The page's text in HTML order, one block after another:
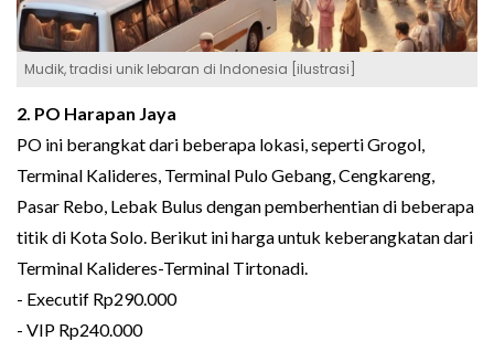
Mudik, tradisi unik lebaran di Indonesia [ilustrasi]
2. PO Harapan Jaya
PO ini berangkat dari beberapa lokasi, seperti Grogol,
Terminal Kalideres, Terminal Pulo Gebang, Cengkareng,
Pasar Rebo, Lebak Bulus dengan pemberhentian di beberapa
titik di Kota Solo. Berikut ini harga untuk keberangkatan dari
Terminal Kalideres-Terminal Tirtonadi.
- Executif Rp290.000
- VIP Rp240.000